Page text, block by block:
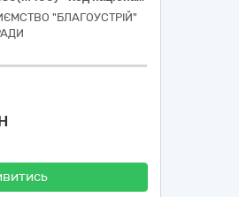
"БЛАГОУСТРІЙ"